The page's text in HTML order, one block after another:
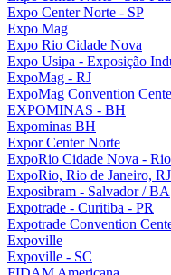
Expo Center Norte - SP
Expo Mag
Expo Rio Cidade Nova
Expo Usipa - Exposição
ExpoMag - RJ
ExpoMag Convention
EXPOMINAS - BH
Expominas BH
Expor Center Norte
ExpoRio Cidade Nova -
ExpoRio, Rio de Janeiro, RJ
Exposibram - Salvador / BA
Expotrade - Curitiba - PR
Expotrade Convention
Expoville
Expoville - SC